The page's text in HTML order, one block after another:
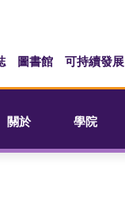
圖書館 可持續發展
關於 學院